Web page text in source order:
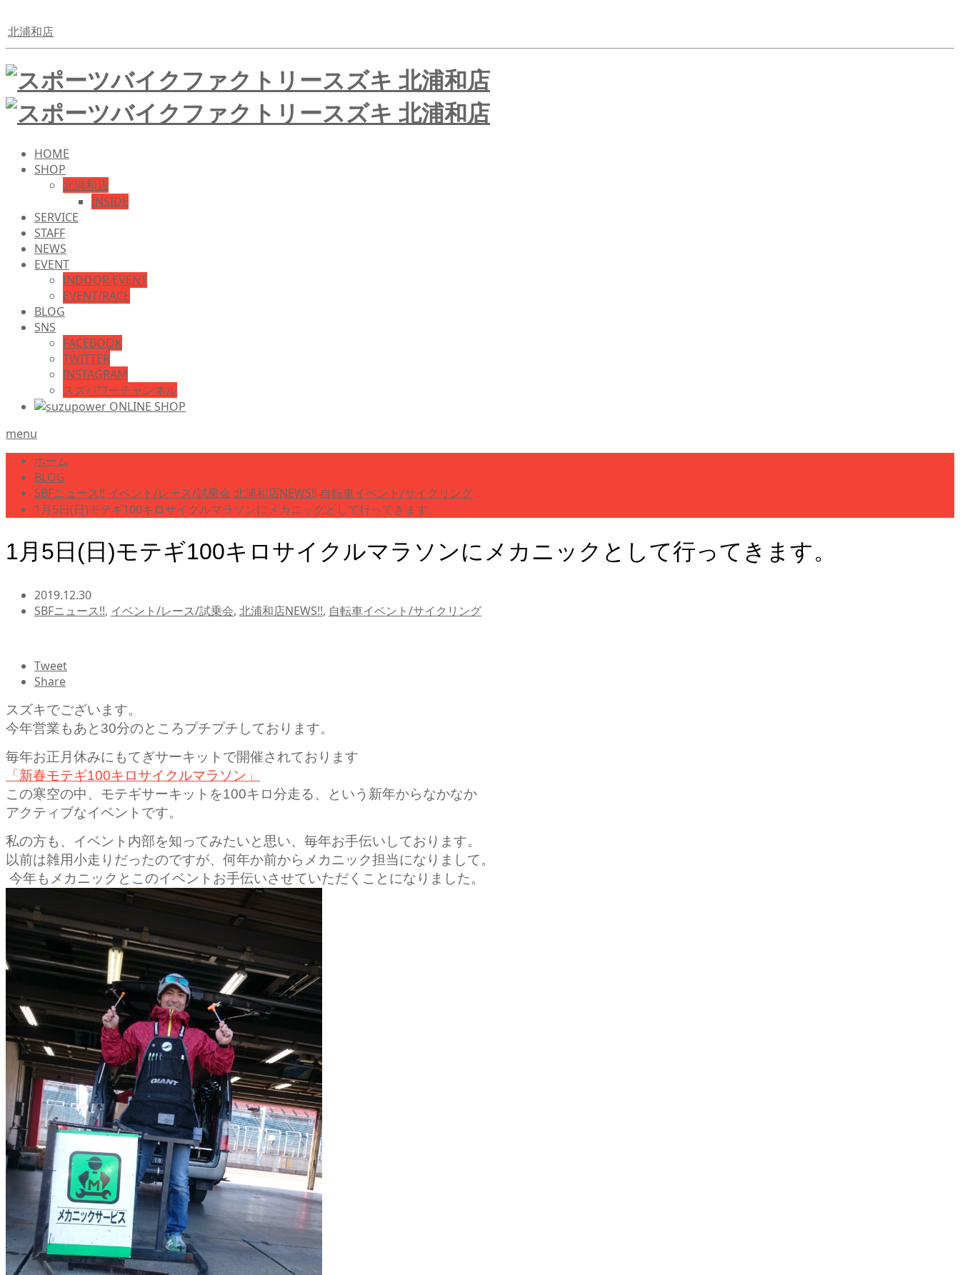
北浦和店
HOME
SHOP
北浦和店
INSIDE
SERVICE
STAFF
NEWS
EVENT
INDOOR EVENT
EVENT/RACE
BLOG
SNS
FACEBOOK
TWITTER
INSTAGRAM
スズパワーチャンネル
menu
ホーム
BLOG
SBFニュース!! イベント/レース/試乗会 北浦和店NEWS!! 自転車イベント/サイクリング
1月5日(日)モテギ100キロサイクルマラソンにメカニックとして行ってきます。
1月5日(日)モテギ100キロサイクルマラソンにメカニックとして行ってきます。
2019.12.30
SBFニュース!!, イベント/レース/試乗会, 北浦和店NEWS!!, 自転車イベント/サイクリング
Tweet
Share
スズキでございます。
今年営業もあと30分のところプチプチしております。
毎年お正月休みにもてぎサーキットで開催されております
「新春モテギ100キロサイクルマラソン」
この寒空の中、モテギサーキットを100キロ分走る、という新年からなかなか
アクティブなイベントです。
私の方も、イベント内部を知ってみたいと思い、毎年お手伝いしております。
以前は雑用小走りだったのですが、何年か前からメカニック担当になりまして。
今年もメカニックとこのイベントお手伝いさせていただくことになりました。